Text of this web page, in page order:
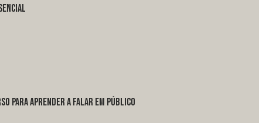
para aprender a falar em público